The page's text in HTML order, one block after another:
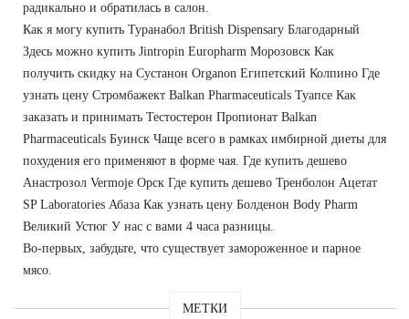
радикально и обратилась в салон.
Как я могу купить Туранабол British Dispensary Благодарный
Здесь можно купить Jintropin Europharm Морозовск Как
получить скидку на Сустанон Organon Египетский Колпино Где
узнать цену Стромбажект Balkan Pharmaceuticals Туапсе Как
заказать и принимать Тестостерон Пропионат Balkan
Pharmaceuticals Буинск Чаще всего в рамках имбирной диеты для
похудения его применяют в форме чая. Где купить дешево
Анастрозол Vermoje Орск Где купить дешево Тренболон Ацетат
SP Laboratories Абаза Как узнать цену Болденон Body Pharm
Великий Устюг У нас с вами 4 часа разницы.
Во-первых, забудьте, что существует замороженное и парное
мясо.
МЕТКИ